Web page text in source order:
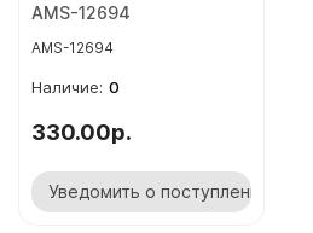
AMS-12694
AMS-12694
0
330.00р.
Уведомить о поступлении